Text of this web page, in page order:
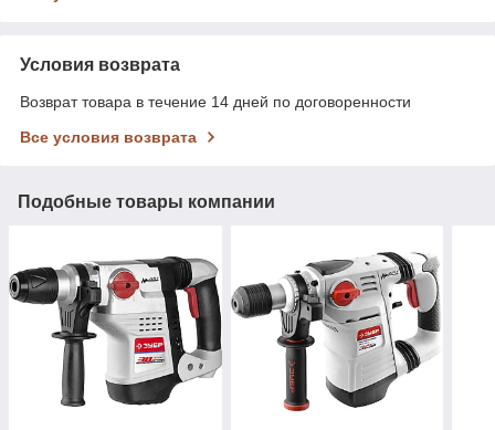
Условия возврата
Возврат товара в течение 14 дней по договоренности
Все условия возврата
Подобные товары компании